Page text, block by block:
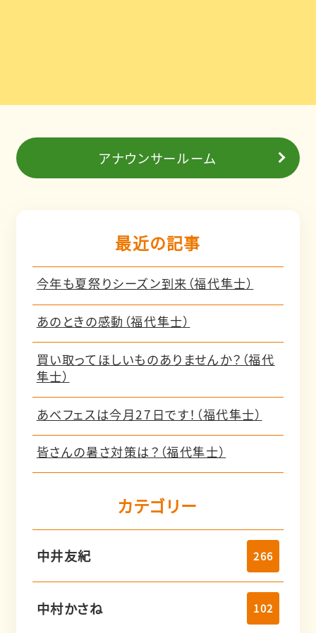
アナウンサールーム
最近の記事
今年も夏祭りシーズン到来（福代隼士）
あのときの感動（福代隼士）
買い取ってほしいものありませんか？（福代
隼士）
あべフェスは今月27日です！（福代隼士）
皆さんの暑さ対策は？（福代隼士）
カテゴリー
中井友紀 266
中村かさね 102